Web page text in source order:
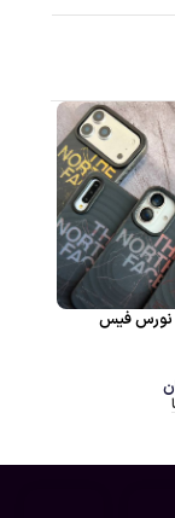
قاب طرحدار تدی